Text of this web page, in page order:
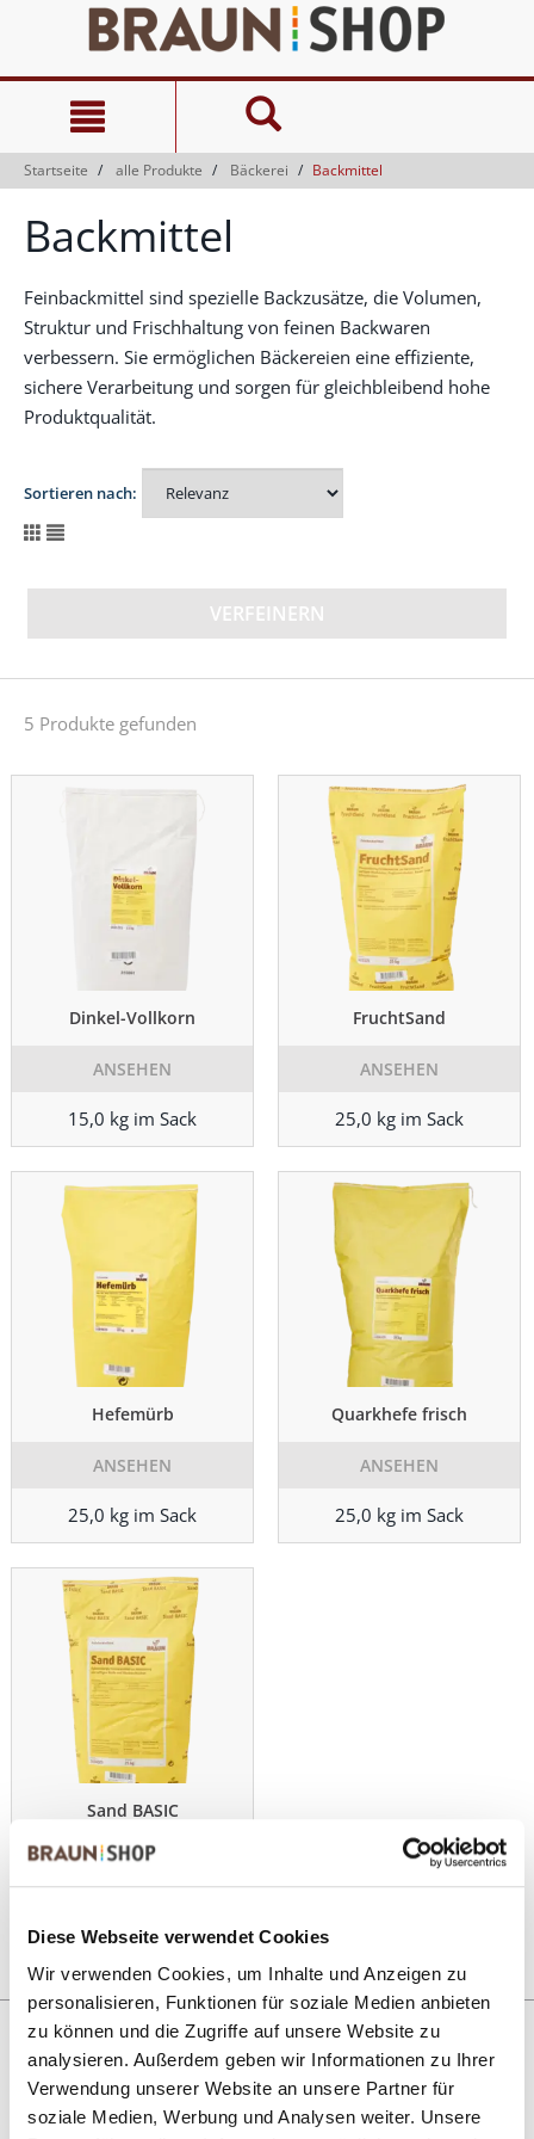
Diese Webseite verwendet Cookies
Wir verwenden Cookies, um Inhalte und Anzeigen zu
personalisieren, Funktionen für soziale Medien anbieten
zu können und die Zugriffe auf unsere Website zu
analysieren. Außerdem geben wir Informationen zu Ihrer
Verwendung unserer Website an unsere Partner für
soziale Medien, Werbung und Analysen weiter. Unsere
springen
Navigationsmenü
springen
Startseite alle Produkte Bäckerei Backmittel
Backmittel
Feinbackmittel sind spezielle Backzusätze, die Volumen,
Struktur und Frischhaltung von feinen Backwaren
verbessern. Sie ermöglichen Bäckereien eine effiziente,
sichere Verarbeitung und sorgen für gleichbleibend hohe
Produktqualität.
Sortieren nach:
VERFEINERN
5 Produkte gefunden
Dinkel-Vollkorn
ANSEHEN
15,0 kg im Sack
FruchtSand
ANSEHEN
25,0 kg im Sack
Hefemürb
ANSEHEN
25,0 kg im Sack
Quarkhefe frisch
ANSEHEN
25,0 kg im Sack
Sand BASIC
ANSEHEN
Sortieren nach: